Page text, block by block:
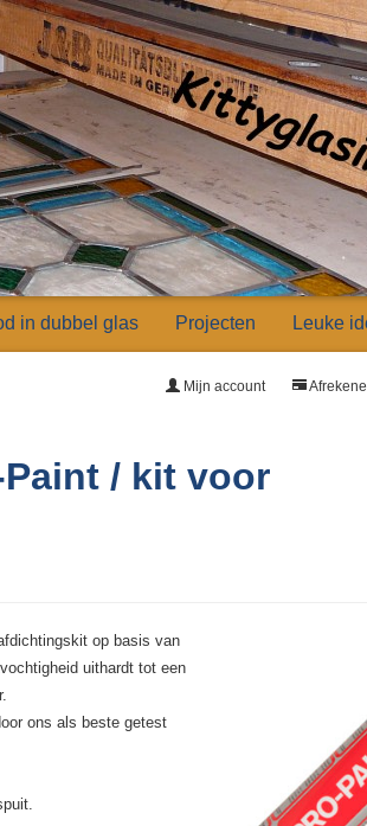
in dubbel glas Projecten Leuke
Mijn account
/ kit voor
op basis van
uithardt tot een
ons als beste getest